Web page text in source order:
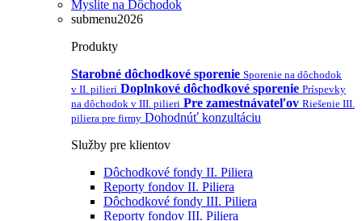
Myslite na Dôchodok
submenu2026
Produkty
Starobné dôchodkové sporenie Sporenie na dôchodok
v II. pilieri Doplnkové dôchodkové sporenie Príspevky
na dôchodok v III. pilieri Pre zamestnávateľov Riešenie III.
piliera pre firmy Dohodnúť konzultáciu
Služby pre klientov
Dôchodkové fondy II. Piliera
Reporty fondov II. Piliera
Dôchodkové fondy III. Piliera
Reporty fondov III. Piliera